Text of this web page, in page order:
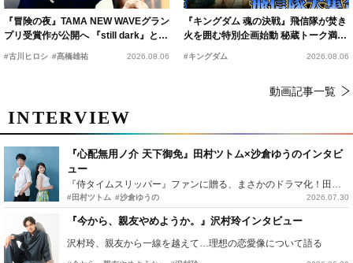
『冒険の夜』TAMA NEW WAVEグラン
プリ受賞作が公開へ 『still dark』と同
時上映決定
#古川ヒロシ #髙橋雄祐 2026.08.06
『キングダム 魂の決戦』飛信隊が焚き
火を囲む特別企画始動 秘蔵トーク満載
の“キングダムキャンプ”開催
#キングダム 2026.08.06
動画記事一覧
INTERVIEW
『心配無用ノ介 天下御免』田村ツトム×沙倉ゆうのインタビ
ュー
#田村ツトム #沙倉ゆうの 2026.07.30
『今から、親友やめようか。』沢村玲インタビュー
沢村玲、親友から一線を越えて…理想の恋愛像について語る